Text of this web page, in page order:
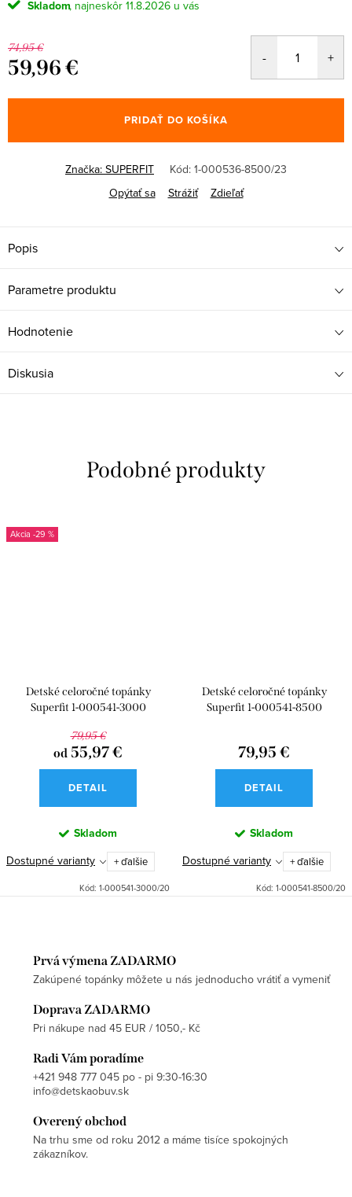
Skladom 11.8.2026
74,95 €
59,96 €
cena:
PRIDAŤ DO KOŠÍKA
Značka: SUPERFIT Kód: 1-000536-8500/23
Opýtať sa
Strážiť Zdieľať
Popis
Parametre produktu
Hodnotenie
Diskusia
-29 %
Detské celoročné topánky
Superfit 1-000541-3000
79,95 €
od 55,97 €
DETAIL
Skladom
Dostupné varianty
+ ďalšie
Kód: 1-000541-3000/20
Detské celoročné topánky
Superfit 1-000541-8500
79,95 €
DETAIL
Skladom
Dostupné varianty
+ ďalšie
Kód: 1-000541-8500/20
Prvá výmena ZADARMO
Zakúpené topánky môžete u nás jednoducho vrátiť a vymeniť
Doprava ZADARMO
Pri nákupe nad 45 EUR / 1050,- Kč
Radi Vám poradíme
+421 948 777 045 po - pi 9:30-16:30
info@detskaobuv.sk
Overený obchod
Na trhu sme od roku 2012 a máme tisíce spokojných
zákazníkov.